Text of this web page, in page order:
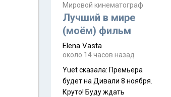
Vasta сказалa: Горы
Аватара? Да
Мировой кинематограф
Лучший в мире
(моём) фильм
Elena Vasta
около 14 часов назад
Yuet сказалa: Премьера
будет на Дивали 8 ноября.
Круто! Буду ждать